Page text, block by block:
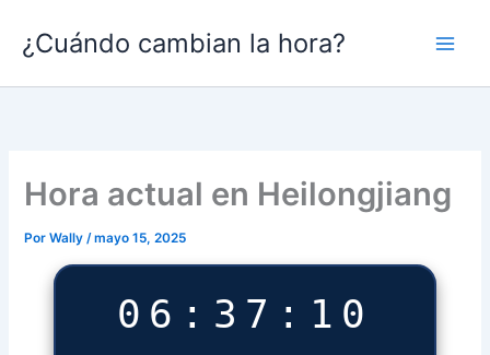
contenido
¿Cuándo cambian la hora?
Hora actual en Heilongjiang
PorWally/mayo 15, 2025
06:37:10